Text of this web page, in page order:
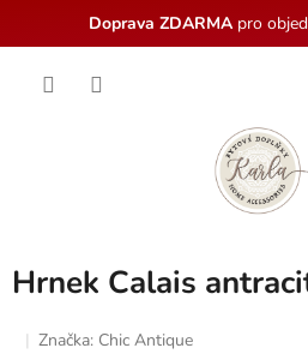
Doprava ZDARMApro
Hrnek Calais
Značka: Chic Antique